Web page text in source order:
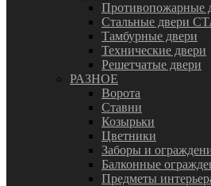
Противопожарные
Стальные двери
Тамбурные двери
Технические двери
Решетчатые двери
РАЗНОЕ
Ворота
Ставни
Козырьки
Цветники
Заборы и
Балконные
Предметы